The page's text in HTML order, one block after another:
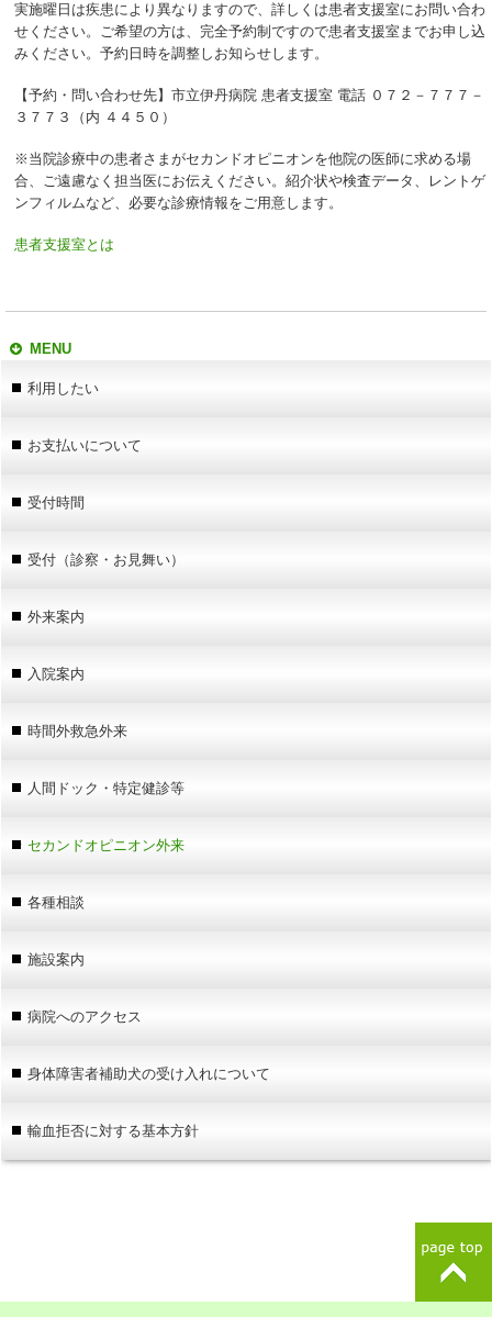
実施曜日は疾患により異なりますので、詳しくは患者支援室にお問い合わ
せください。ご希望の方は、完全予約制ですので患者支援室までお申し込
みください。予約日時を調整しお知らせします。
【予約・問い合わせ先】市立伊丹病院 患者支援室 電話 ０７２－７７７－
３７７３（内 ４４５０）
※当院診療中の患者さまがセカンドオピニオンを他院の医師に求める場
合、ご遠慮なく担当医にお伝えください。紹介状や検査データ、レントゲ
ンフィルムなど、必要な診療情報をご用意します。
患者支援室とは
MENU
利用したい
お支払いについて
受付時間
受付（診察・お見舞い）
外来案内
入院案内
時間外救急外来
人間ドック・特定健診等
セカンドオピニオン外来
各種相談
施設案内
病院へのアクセス
身体障害者補助犬の受け入れについて
輸血拒否に対する基本方針